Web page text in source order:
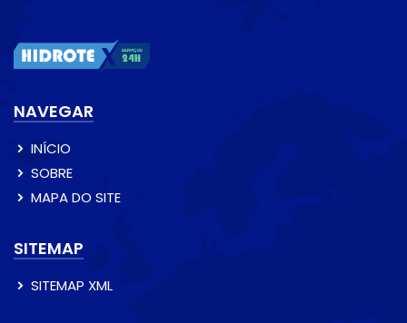
NAVEGAR
INÍCIO
SOBRE
MAPA DO SITE
SITEMAP
SITEMAP XML